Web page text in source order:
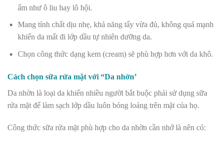
ẩm như ô liu hay lô hội.
Mang tính chất dịu nhẹ, khả năng tẩy vừa đủ, không quá mạnh
khiến da mất đi lớp dầu tự nhiên dưỡng da.
Chọn công thức dạng kem (cream) sẽ phù hợp hơn với da khô.
Cách chọn sữa rửa mặt​ với “Da nhờn’
Da nhờn là loại da khiến nhiều người bắt buộc phải sử dụng sữa
rửa mặt để làm sạch lớp dầu luôn bóng loáng trên mặt của họ.
Công thức sữa rửa mặt phù hợp cho da nhờn cần nhớ là nên có: